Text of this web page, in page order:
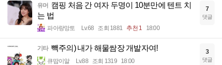
유머 캠핑 처음 간 여자 두명이 10분만에 텐트 치
는 법
파아랑망토 Lv.68 조회 1881 추천 1 18:00
7
댓글
기타 빽주의) 내가 해물쌈장 개발자여!
큐땁이알 Lv.88 조회 1319 18:00
3
댓글